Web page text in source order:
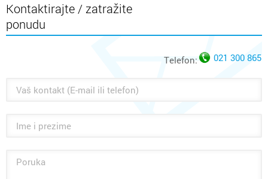
Kontaktirajte / zatražite
ponudu
Telefon: 021 300 865